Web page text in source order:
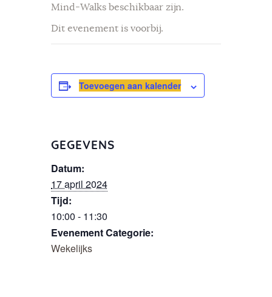
Mind-Walks beschikbaar zijn.
Dit evenement is voorbij.
Toevoegen aan kalender
GEGEVENS
Datum:
17 april 2024
Tijd:
10:00 - 11:30
Evenement Categorie:
Wekelijks